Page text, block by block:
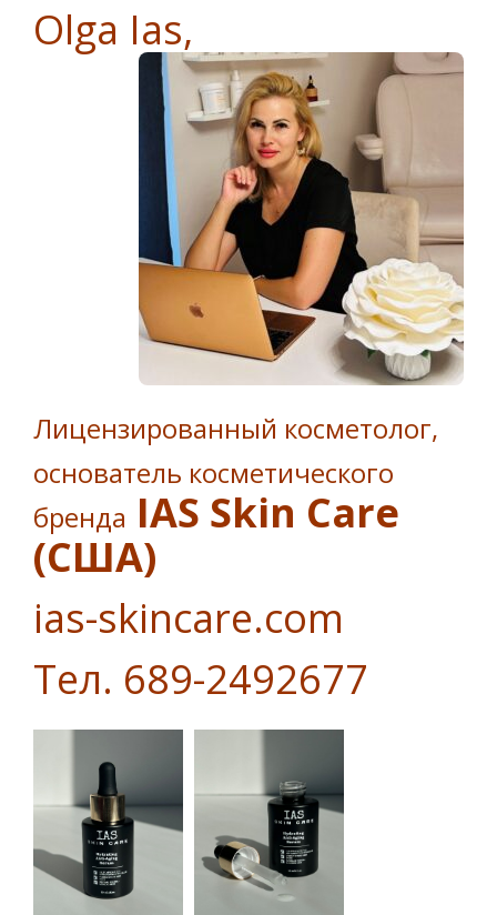
Olga Ias,
Лицензированный косметолог,
основатель косметического
бренда IAS Skin Care
(США)
ias-skincare.com
Тел. 689-2492677